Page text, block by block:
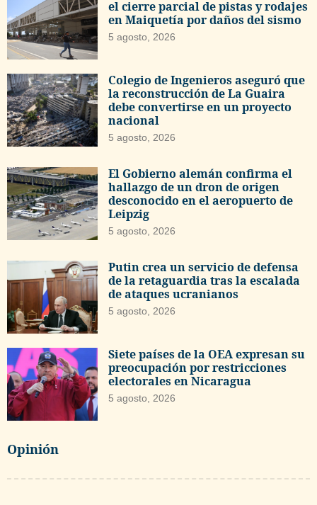
el cierre parcial de pistas y rodajes
en Maiquetía por daños del sismo
5 agosto, 2026
Colegio de Ingenieros aseguró que
la reconstrucción de La Guaira
debe convertirse en un proyecto
nacional
5 agosto, 2026
El Gobierno alemán confirma el
hallazgo de un dron de origen
desconocido en el aeropuerto de
Leipzig
5 agosto, 2026
Putin crea un servicio de defensa
de la retaguardia tras la escalada
de ataques ucranianos
5 agosto, 2026
Siete países de la OEA expresan su
preocupación por restricciones
electorales en Nicaragua
5 agosto, 2026
Opinión